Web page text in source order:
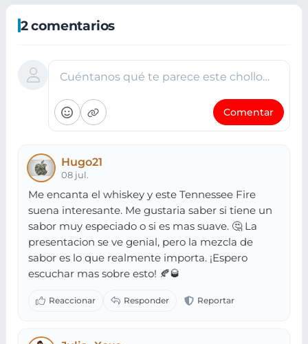
2 comentarios
Cuéntanos qué te parece este chollo…
Comentar
Hugo21
08 jul.
Me encanta el whiskey y este Tennessee Fire
suena interesante. Me gustaria saber si tiene un
sabor muy especiado o si es mas suave. 🤔 La
presentacion se ve genial, pero la mezcla de
sabor es lo que realmente importa. ¡Espero
escuchar mas sobre esto! 🍂🥃